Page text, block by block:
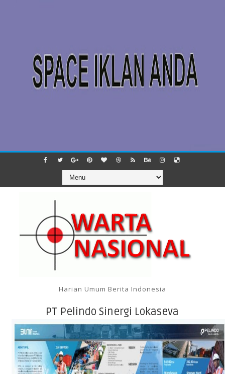
Harian Umum Berita Indonesia
PT Pelindo Sinergi Lokaseva